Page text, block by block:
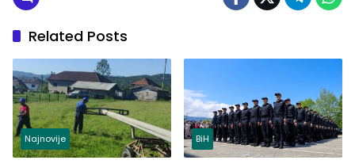
Related Posts
Najnovije BiH